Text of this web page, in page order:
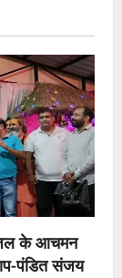
जल के आचमन
पंडित संजय